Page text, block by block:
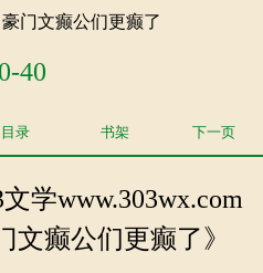
门文癫公们更癫了
40
目录 书架 下一页
文学www.303wx.com
文癫公们更癫了》